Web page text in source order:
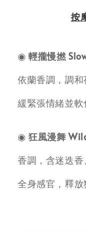
按
◉輕攏慢撚
依蘭香調，調
緩緊張情緒並軟
◉狂風漫舞
香調，含迷迭
全身感官，釋放